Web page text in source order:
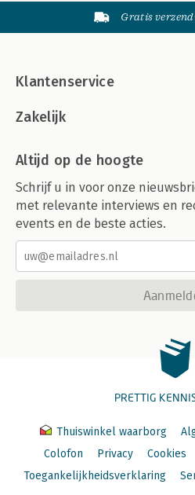
Gratis
Klantenservice
Zakelijk
Altijd op de hoogte
Schrijf u in voor onze
met relevante interviews en
events en de beste acties.
PRETTIG
Thuiswinkel waarborg
Colofon
Privacy Cookies
Toegankelijkheidsverklaring